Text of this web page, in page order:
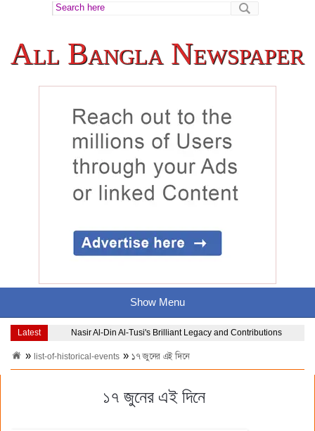
All Bangla Newspaper
Show Menu
Latest Nasir Al-Din Al-Tusi's Brilliant Legacy and Contributions
list-of-historical-events ১৭ জুনের এই দিনে
১৭ জুনের এই দিনে